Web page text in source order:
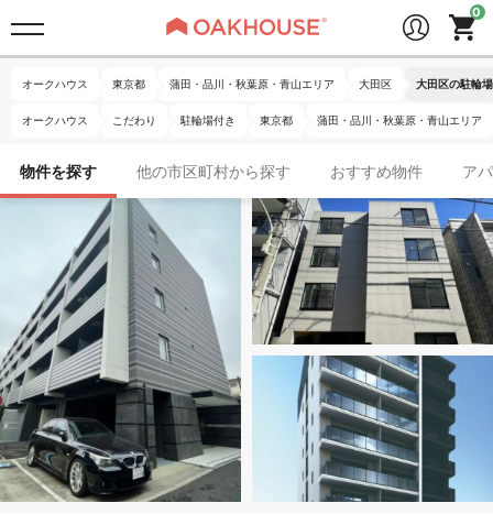
オークハウス 東京都 蒲田・品川・秋葉原・青山エリア 大田区 大田区の駐輪
オークハウス こだわり 駐輪場付き 東京都 蒲田・品川・秋葉原・青山エリア
物件を探す 他の市区町村から探す おすすめ物件 ア